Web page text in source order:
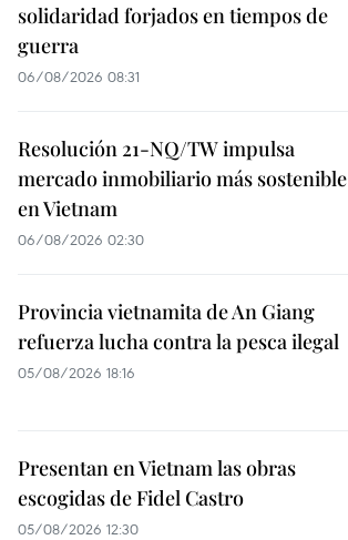
solidaridad forjados en tiempos de
guerra
06/08/2026 08:31
Resolución 21-NQ/TW impulsa
mercado inmobiliario más sostenible
en Vietnam
06/08/2026 02:30
Provincia vietnamita de An Giang
refuerza lucha contra la pesca ilegal
05/08/2026 18:16
Presentan en Vietnam las obras
escogidas de Fidel Castro
05/08/2026 12:30